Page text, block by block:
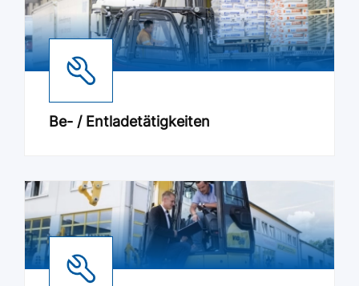
Be- / Entladetätigkeiten